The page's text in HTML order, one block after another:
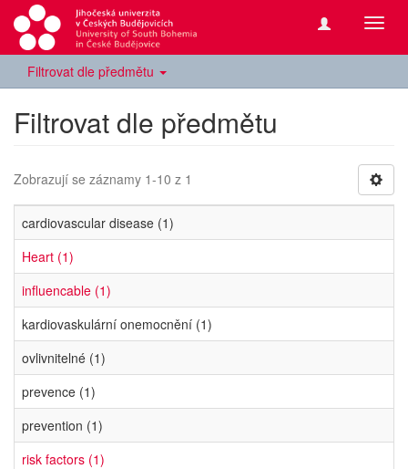
Filtrovat dle předmětu
Filtrovat dle předmětu
Zobrazují se záznamy 1-10 z 1
cardiovascular disease (1)
Heart (1)
influencable (1)
kardiovaskulární onemocnění (1)
ovlivnitelné (1)
prevence (1)
prevention (1)
risk factors (1)